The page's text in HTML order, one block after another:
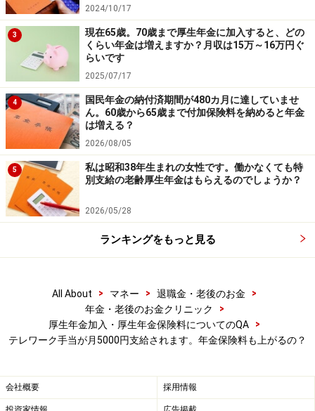
2024/10/17
3
現在65歳。70歳まで厚生年金に加入すると、どの
くらい年金は増えますか？月収は15万～16万円ぐ
らいです
2025/07/17
4
国民年金の納付済期間が480カ月に達していませ
ん。60歳から65歳まで付加保険料を納めると年金
は増える？
2026/08/05
5
私は昭和38年生まれの女性です。働かなくても特
別支給の老齢厚生年金はもらえるのでしょうか？
2026/05/28
ランキングをもっと見る
All About > マネー > 退職金・老後のお金
>
年金・老後のお金クリニック
>
厚生年金加入・厚生年金保険料についてのQA
>
テレワーク手当が月5000円支給されます。年金保険料も上がるの？
会社概要 採用情報